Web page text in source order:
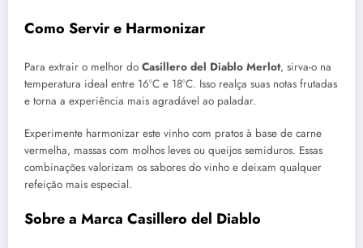
Como Servir e Harmonizar
Para extrair o melhor do Casillero del Diablo Merlot, sirva-o na
temperatura ideal entre 16°C e 18°C. Isso realça suas notas frutadas
e torna a experiência mais agradável ao paladar.
Experimente harmonizar este vinho com pratos à base de carne
vermelha, massas com molhos leves ou queijos semiduros. Essas
combinações valorizam os sabores do vinho e deixam qualquer
refeição mais especial.
Sobre a Marca Casillero del Diablo